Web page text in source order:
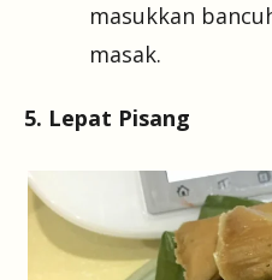
masukkan
masak.
5. Lepat Pisang